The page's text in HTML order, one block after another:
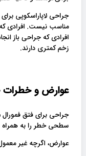
جراحی لاپاراسکوپی
مناسب نیست. افرادی
افرادی که جراحی باز
زخم کمتری دارند.
عوارض و خطرات
جراحی برای فتق
سطحی خطر را به همراه
عوارض، اگرچه غیر